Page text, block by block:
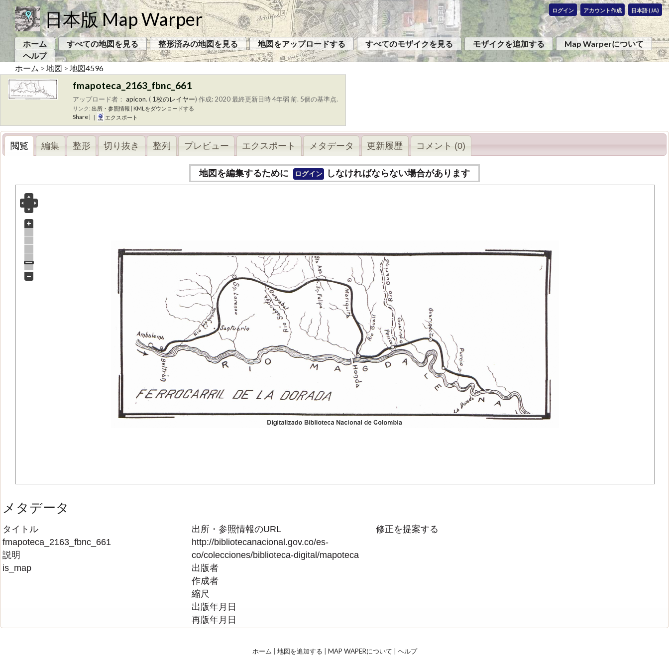
日本版 Map Warper ログイン アカウント作成 日本語 (JA)
ホーム すべての地図を見る 整形済みの地図を見る 地図をアップロードする すべてのモザイクを見る モザイクを追加する
Map Warperについて
ヘルプ
ホーム > 地図 > 地図4596
fmapoteca_2163_fbnc_661
アップロード者： apicon. ( 1枚のレイヤー) 作成: 2020最終更新日時 4年弱 前. 5個の基準点.
リンク: 出所・参照情報 | KMLをダウンロードする
Share | | エクスポート
閲覧 編集 整形 切り抜き 整列 プレビュー エクスポート メタデータ 更新履歴 コメント (0)
地図を編集するために ログイン しなければならない場合があります
メタデータ
タイトル
fmapoteca_2163_fbnc_661
説明
is_map
出所・参照情報のURL
http://bibliotecanacional.gov.co/es-
co/colecciones/biblioteca-digital/mapoteca
出版者
作成者
縮尺
出版年月日
再版年月日
修正を提案する
ホーム | 地図を追加する | MAP WAPERについて | ヘルプ